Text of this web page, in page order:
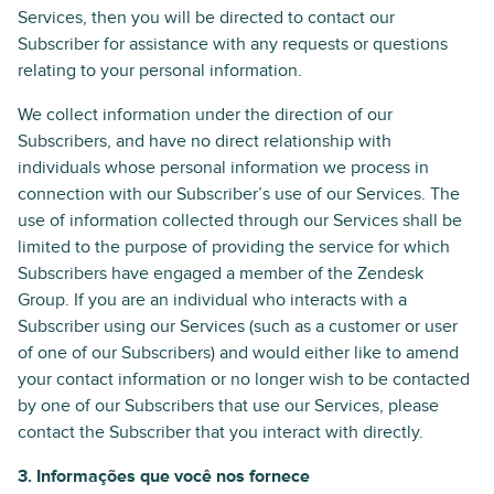
Services, then you will be directed to contact our
Subscriber for assistance with any requests or questions
relating to your personal information.
We collect information under the direction of our
Subscribers, and have no direct relationship with
individuals whose personal information we process in
connection with our Subscriber’s use of our Services. The
use of information collected through our Services shall be
limited to the purpose of providing the service for which
Subscribers have engaged a member of the Zendesk
Group. If you are an individual who interacts with a
Subscriber using our Services (such as a customer or user
of one of our Subscribers) and would either like to amend
your contact information or no longer wish to be contacted
by one of our Subscribers that use our Services, please
contact the Subscriber that you interact with directly.
3. Informações que você nos fornece